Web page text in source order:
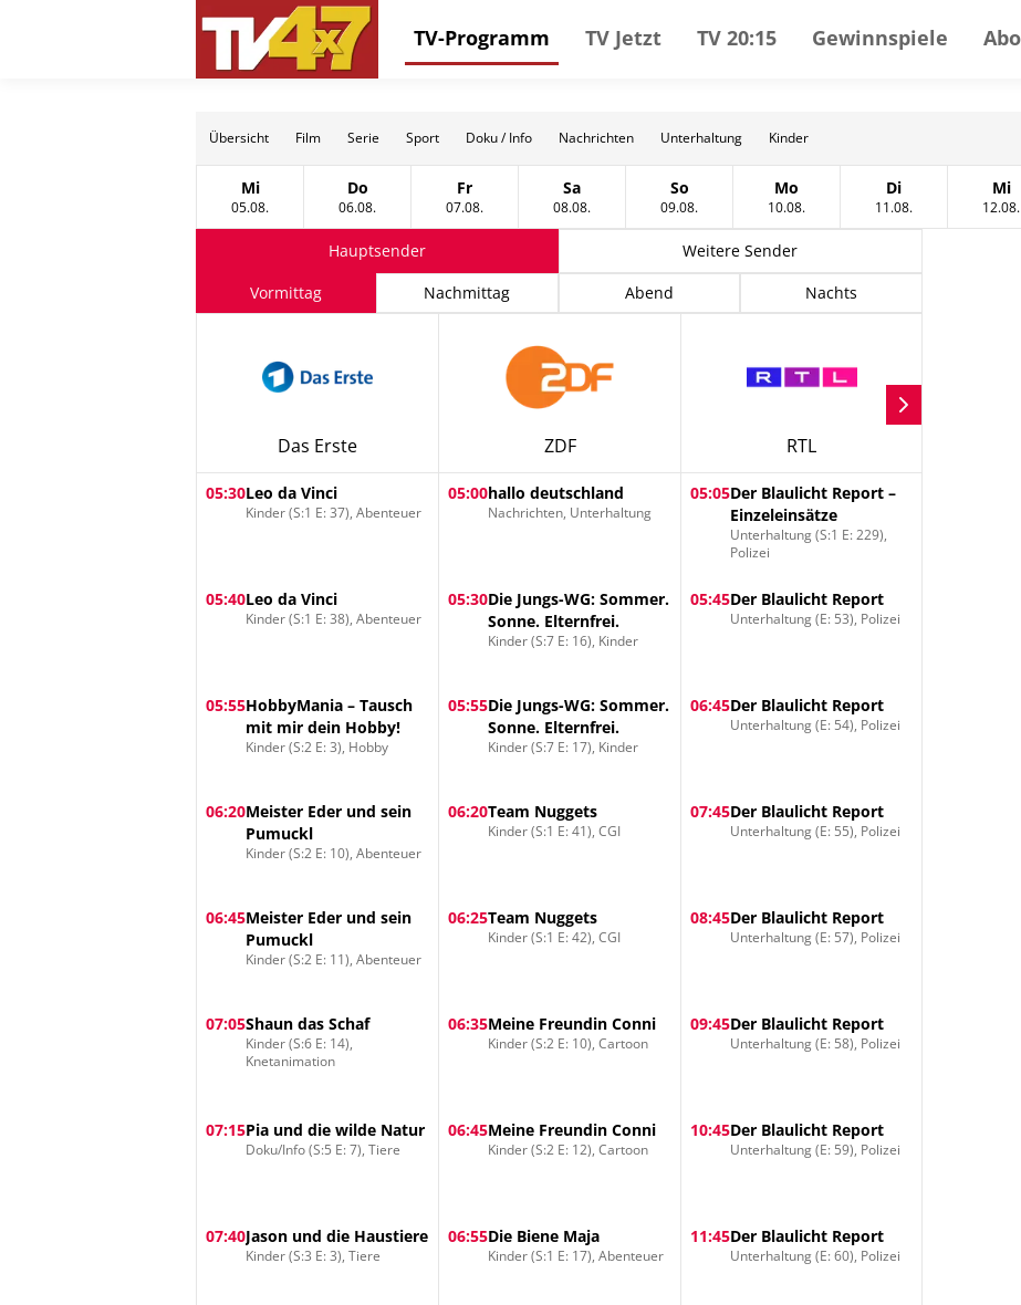
TV-Programm TV Jetzt TV 20:15 Gewinnspiele Abo
Übersicht Film Serie Sport Doku / Info Nachrichten Unterhaltung Kinder
Mittwoch, 05 August
Mi
05.08. Donnerstag, 06 August
Do
06.08. Freitag, 07 August
Fr
07.08. Samstag, 08 August
Sa
08.08. Sonntag, 09 August
So
09.08. Montag, 10 August
Mo
10.08. Dienstag, 11
Di
11.08.
Mi
12.08.
Hauptsender
Weitere Sender
Vormittag
Nachmittag Abend Nachts
Das Erste
05:30Leo da Vinci
Kinder (S:1 E: 37), Abenteuer
05:40Leo da Vinci
Kinder (S:1 E: 38), Abenteuer
05:55HobbyMania – Tausch
mit mir dein Hobby!
Kinder (S:2 E: 3), Hobby
06:20Meister Eder und sein
Pumuckl
Kinder (S:2 E: 10), Abenteuer
06:45Meister Eder und sein
Pumuckl
Kinder (S:2 E: 11), Abenteuer
07:05Shaun das Schaf
Kinder (S:6 E: 14),
Knetanimation
07:15Pia und die wilde Natur
Doku/Info (S:5 E: 7), Tiere
07:40Jason und die Haustiere
Kinder (S:3 E: 3), Tiere
ZDF
05:00hallo deutschland
Nachrichten, Unterhaltung
05:30Die Jungs-WG: Sommer.
Sonne. Elternfrei.
Kinder (S:7 E: 16), Kinder
05:55Die Jungs-WG: Sommer.
Sonne. Elternfrei.
Kinder (S:7 E: 17), Kinder
06:20Team Nuggets
Kinder (S:1 E: 41), CGI
06:25Team Nuggets
Kinder (S:1 E: 42), CGI
06:35Meine Freundin Conni
Kinder (S:2 E: 10), Cartoon
06:45Meine Freundin Conni
Kinder (S:2 E: 12), Cartoon
06:55Die Biene Maja
Kinder (S:1 E: 17), Abenteuer
RTL
05:05Der Blaulicht Report –
Einzeleinsätze
Unterhaltung (S:1 E: 229),
Polizei
05:45Der Blaulicht Report
Unterhaltung (E: 53), Polizei
06:45Der Blaulicht Report
Unterhaltung (E: 54), Polizei
07:45Der Blaulicht Report
Unterhaltung (E: 55), Polizei
08:45Der Blaulicht Report
Unterhaltung (E: 57), Polizei
09:45Der Blaulicht Report
Unterhaltung (E: 58), Polizei
10:45Der Blaulicht Report
Unterhaltung (E: 59), Polizei
11:45Der Blaulicht Report
Unterhaltung (E: 60), Polizei